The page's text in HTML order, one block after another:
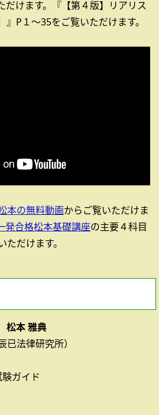
だけます。『【第４版】リアリス
P１～35をご覧いただけます。
本の無料動画からご覧いただけま
発合格松本基礎講座の主要４科目
だけます。
松本 雅典
已法律研究所）
ガイド